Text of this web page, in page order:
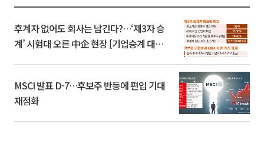
후계자 없어도 회사는 남긴다?…‘제3자 승
계’ 시험대 오른 中企 현장 [기업승계 대전
MSCI 발표 D-7…후보주 반등에 편입 기대
재점화